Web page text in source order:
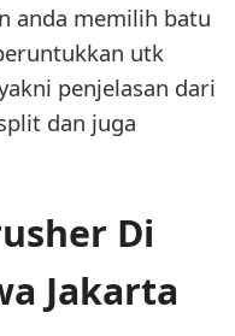
anda memilih batu
utk
penjelasan dari
dan juga
Di
Jakarta